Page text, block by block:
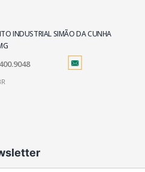
INDUSTRIAL SIMÃO DA CUNHA